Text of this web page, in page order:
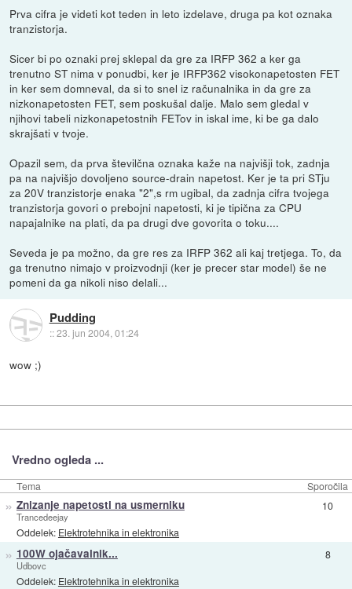
Prva cifra je videti kot teden in leto izdelave, druga pa kot oznaka
tranzistorja.
Sicer bi po oznaki prej sklepal da gre za IRFP 362 a ker ga
trenutno ST nima v ponudbi, ker je IRFP362 visokonapetosten FET
in ker sem domneval, da si to snel iz računalnika in da gre za
nizkonapetosten FET, sem poskušal dalje. Malo sem gledal v
njihovi tabeli nizkonapetostnih FETov in iskal ime, ki be ga dalo
skrajšati v tvoje.
Opazil sem, da prva številčna oznaka kaže na najvišji tok, zadnja
pa na najvišjo dovoljeno source-drain napetost. Ker je ta pri STju
za 20V tranzistorje enaka "2",s rm ugibal, da zadnja cifra tvojega
tranzistorja govori o prebojni napetosti, ki je tipična za CPU
napajalnike na plati, da pa drugi dve govorita o toku....
Seveda je pa možno, da gre res za IRFP 362 ali kaj tretjega. To, da
ga trenutno nimajo v proizvodnji (ker je precer star model) še ne
pomeni da ga nikoli niso delali...
Pudding
::23. jun 2004, 01:24
wow ;)
Vredno ogleda ...
Tema Sporočila
» Znizanje napetosti na usmerniku
Trancedeejay
Oddelek: Elektrotehnika in elektronika
10
» 100W ojačavalnik...
Udbovc
Oddelek: Elektrotehnika in elektronika
8